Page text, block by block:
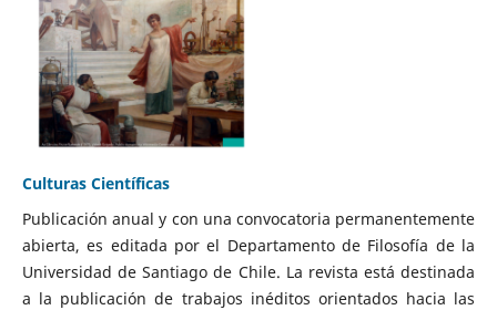
Culturas Científicas
Publicación anual y con una convocatoria permanentemente
abierta, es editada por el Departamento de Filosofía de la
Universidad de Santiago de Chile. La revista está destinada
a la publicación de trabajos inéditos orientados hacia las